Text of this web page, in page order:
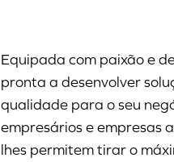
Equipada com paixão e
pronta a desenvolver
qualidade para o seu
empresários e empresas
lhes permitem tirar o